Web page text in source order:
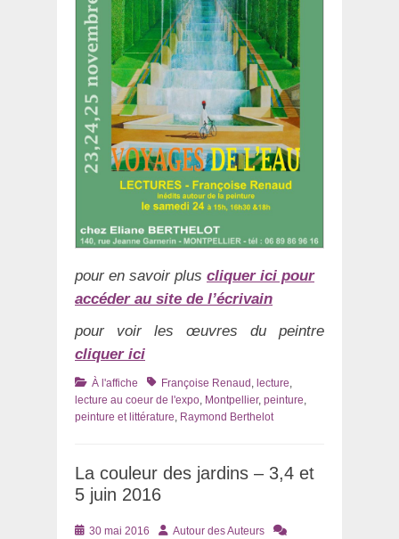
pour en savoir plus cliquer ici pour
accéder au site de l’écrivain
pour voir les œuvres du peintre
cliquer ici
Catégories
À l'affiche TagsFrançoise Renaud, lecture,
lecture au coeur de l'expo, Montpellier, peinture,
peinture et littérature, Raymond Berthelot
La couleur des jardins – 3,4 et
5 juin 2016
Posté30 mai 2016 AuteurAutour des Auteurs